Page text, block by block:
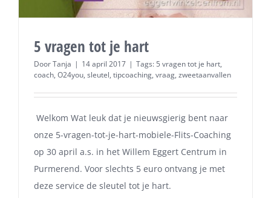
5 vragen tot je hart
DoorTanja | 14 april 2017 | Tags: 5 vragen tot je hart,
coach, O24you, sleutel, tipcoaching, vraag, zweetaanvallen
Welkom Wat leuk dat je nieuwsgierig bent naar
onze 5-vragen-tot-je-hart-mobiele-Flits-Coaching
op 30 april a.s. in het Willem Eggert Centrum in
Purmerend. Voor slechts 5 euro ontvang je met
deze service de sleutel tot je hart.